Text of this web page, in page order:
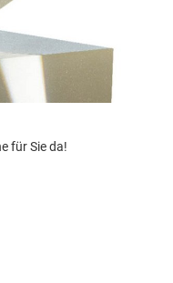
für Sie da!
Website benötigt und
machen sowie Zugriffe
content available on the